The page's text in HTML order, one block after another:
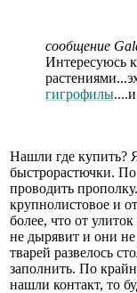
сообщение
Интересуюсь
гигрофилы
Нашли где купить?
быстрорастючки.
проводить
крупнолистовое и
более, что от
не дырявит и они не
тварей развелось
заполнить. По
нашли контакт, то